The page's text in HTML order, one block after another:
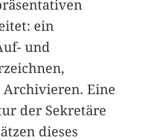
ein
und
Eine
der Sekretäre
dieses